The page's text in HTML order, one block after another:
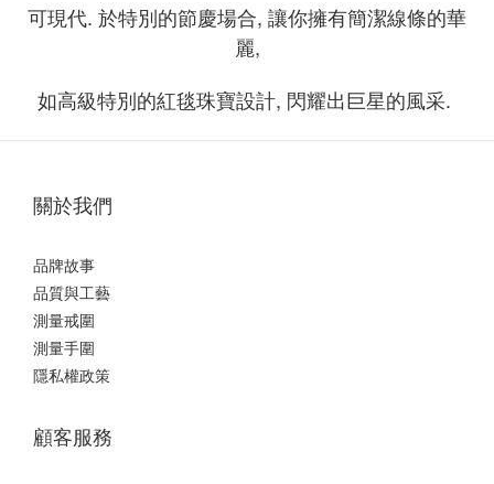
可現代. 於特別的節慶場合, 讓你擁有簡潔線條的華
麗,
如高級特別的紅毯珠寶設計, 閃耀出巨星的風采.
關於我們
品牌故事
品質與工藝
測量戒圍
測量手圍
隱私權政策
顧客服務